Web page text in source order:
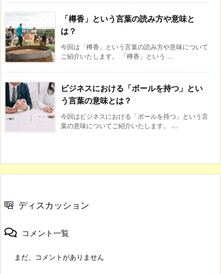
「樽香」という言葉の読み方や意味と
は？
今回は「樽香」という言葉の読み方や意味について
ご紹介いたします。 「樽香」という ...
ビジネスにおける「ボールを持つ」とい
う言葉の意味とは？
今回はビジネスにおける「ボールを持つ」という言
葉の意味についてご紹介いたします。 ...
ディスカッション
コメント一覧
まだ、コメントがありません